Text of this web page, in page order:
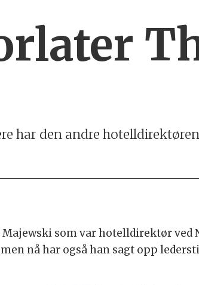
har den andre
som var hotelldirektør ved
nå har også han sagt opp